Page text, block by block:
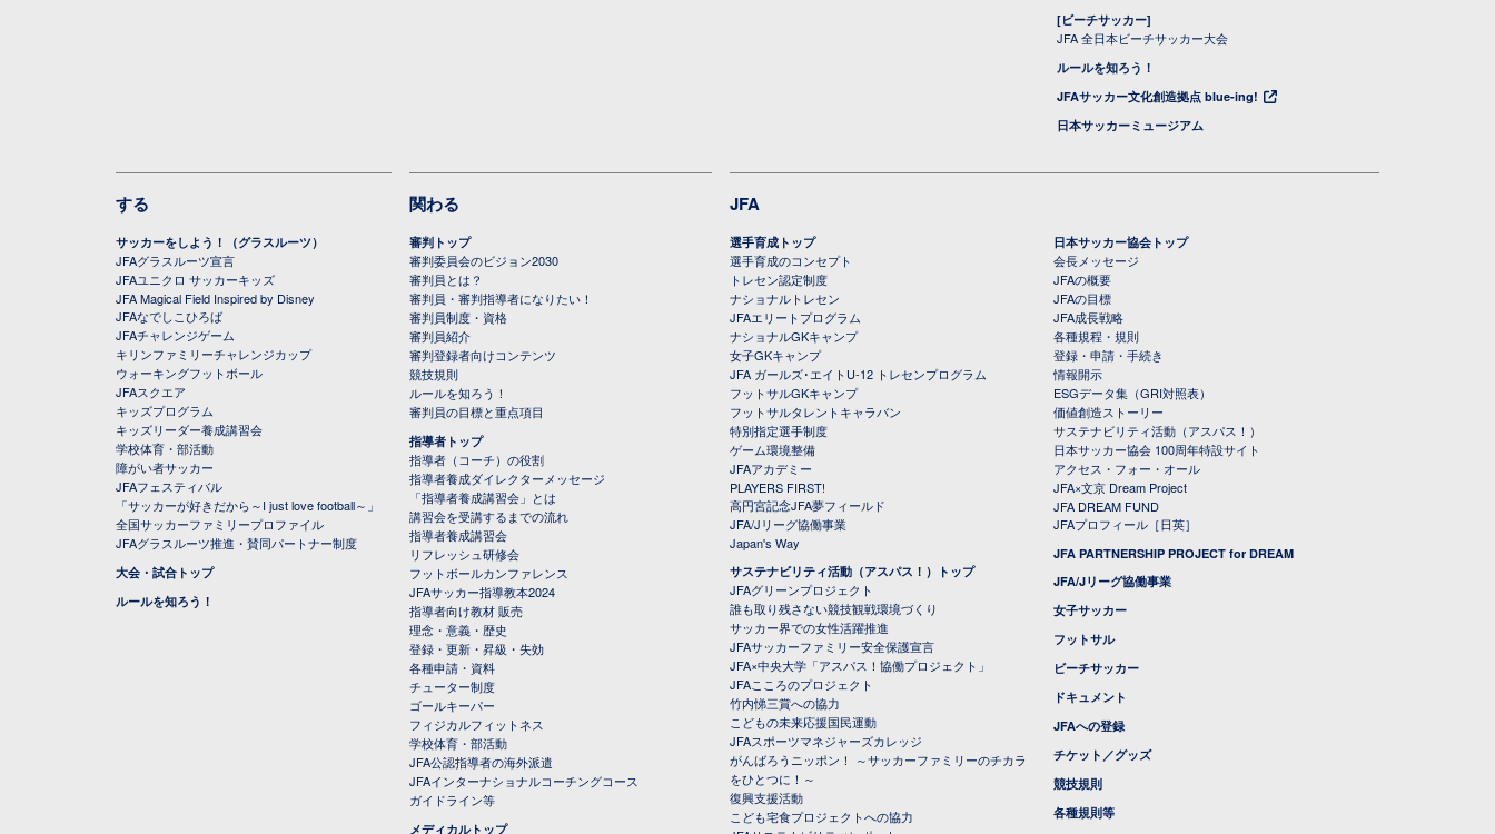
[ビーチサッカー]
JFA 全日本ビーチサッカー大会
ルールを知ろう！
JFAサッカー文化創造拠点 blue-ing!
日本サッカーミュージアム
する
サッカーをしよう！（グラスルーツ）
JFAグラスルーツ宣言
JFAユニクロ サッカーキッズ
JFA Magical Field Inspired by Disney
JFAなでしこひろば
JFAチャレンジゲーム
キリンファミリーチャレンジカップ
ウォーキングフットボール
JFAスクエア
キッズプログラム
キッズリーダー養成講習会
学校体育・部活動
障がい者サッカー
JFAフェスティバル
「サッカーが好きだから～I just love football～」
全国サッカーファミリープロファイル
JFAグラスルーツ推進・賛同パートナー制度
大会・試合トップ
ルールを知ろう！
関わる
審判トップ
審判委員会のビジョン2030
審判員とは？
審判員・審判指導者になりたい！
審判員制度・資格
審判員紹介
審判登録者向けコンテンツ
競技規則
ルールを知ろう！
審判員の目標と重点項目
指導者トップ
指導者（コーチ）の役割
指導者養成ダイレクターメッセージ
「指導者養成講習会」とは
講習会を受講するまでの流れ
指導者養成講習会
リフレッシュ研修会
フットボールカンファレンス
JFAサッカー指導教本2024
指導者向け教材 販売
理念・意義・歴史
登録・更新・昇級・失効
各種申請・資料
チューター制度
ゴールキーパー
フィジカルフィットネス
学校体育・部活動
JFA公認指導者の海外派遣
JFAインターナショナルコーチングコース
ガイドライン等
メディカルトップ
JFA
選手育成トップ
選手育成のコンセプト
トレセン認定制度
ナショナルトレセン
JFAエリートプログラム
ナショナルGKキャンプ
女子GKキャンプ
JFA ガールズ･エイトU-12 トレセンプログラム
フットサルGKキャンプ
フットサルタレントキャラバン
特別指定選手制度
ゲーム環境整備
JFAアカデミー
PLAYERS FIRST!
高円宮記念JFA夢フィールド
JFA/Jリーグ協働事業
Japan's Way
サステナビリティ活動（アスパス！）トップ
JFAグリーンプロジェクト
誰も取り残さない競技観戦環境づくり
サッカー界での女性活躍推進
JFAサッカーファミリー安全保護宣言
JFA×中央大学「アスパス！協働プロジェクト」
JFAこころのプロジェクト
竹内悌三賞への協力
こどもの未来応援国民運動
JFAスポーツマネジャーズカレッジ
がんばろうニッポン！ ～サッカーファミリーのチカラ
をひとつに！～
復興支援活動
こども宅食プロジェクトへの協力
日本サッカー協会トップ
会長メッセージ
JFAの概要
JFAの目標
JFA成長戦略
各種規程・規則
登録・申請・手続き
情報開示
ESGデータ集（GRI対照表）
価値創造ストーリー
サステナビリティ活動（アスパス！）
日本サッカー協会 100周年特設サイト
アクセス・フォー・オール
JFA×文京 Dream Project
JFA DREAM FUND
JFAプロフィール［日英］
JFA PARTNERSHIP PROJECT for DREAM
JFA/Jリーグ協働事業
女子サッカー
フットサル
ビーチサッカー
ドキュメント
JFAへの登録
チケット／グッズ
競技規則
各種規則等